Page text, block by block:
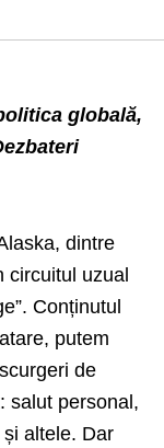
globală,
dintre
circuitul uzual
Conținutul
putem
de
salut personal,
altele. Dar